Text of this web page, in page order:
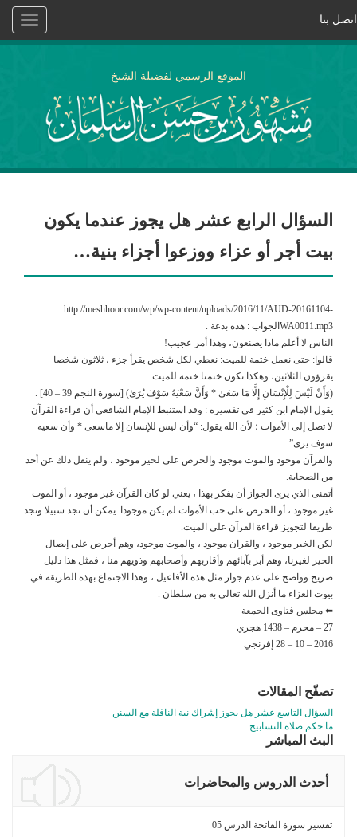
Toggle
اتصل بنا
الموقع الرسمي لفضيلة الشيخ
السؤال الرابع عشر هل يجوز عندما يكون
بيت أجر أو عزاء ووزعوا أجزاء بنية…
http://meshhoor.com/wp/wp-content/uploads/2016/11/AUD-20161104-
WA0011.mp3الجواب : هذه بدعة .
الناس لا أعلم ماذا يصنعون، وهذا أمر عجيب!
قالوا: حتى نعمل ختمة للميت: نعطي لكل شخص يقرأ جزء ، ثلاثون شخصا
يقرؤون الثلاثين، وهكذا نكون ختمنا ختمة للميت .
(وَأَنْ لَيْسَ لِلْإِنْسَانِ إِلَّا مَا سَعَىٰ * وَأَنَّ سَعْيَهُ سَوْفَ يُرَىٰ) [سورة النجم 39 – 40] .
يقول الإمام ابن كثير في تفسيره : وقد استنبط الإمام الشافعي أن قراءة القرآن
لا تصل إلى الأموات ؛ لأن الله يقول: “وأن ليس للإنسان إلا ماسعى * وأن سعيه
سوف يرى” .
والقرآن موجود والموت موجود والحرص على لخير موجود ، ولم ينقل ذلك عن أحد
من الصحابة.
أتمنى الذي يرى الجواز أن يفكر بهذا ، يعني لو كان القرآن غير موجود ، أو الموت
غير موجود ، أو الحرص على حب الأموات لم يكن موجودا: يمكن أن نجد سبيلا ونجد
طريقا لتجويز قراءة القرآن على الميت.
لكن الخير موجود ، والقران موجود ، والموت موجود، وهم أحرص على إيصال
الخير لغيرنا، وهم أبر بآبائهم وأقاربهم وأصحابهم وذويهم منا ، فمثل هذا دليل
صريح وواضح على عدم جواز مثل هذه الأفاعيل ، وهذا الاجتماع بهذه الطريقة في
بيوت العزاء ما أنزل الله تعالى به من سلطان .
⬅ مجلس فتاوى الجمعة
27 – محرم – 1438 هجري
2016 – 10 – 28 إفرنجي
تصفّح المقالات
السؤال التاسع عشر هل يجوز إشراك نية النافلة مع السنن
ما حكم صلاة التسابيح
البث المباشر
أحدث الدروس والمحاضرات
تفسير سورة الفاتحة الدرس 05